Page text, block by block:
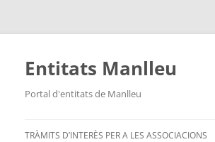
Vés
contingut
Entitats Manlleu
Portal d'entitats de Manlleu
TRÀMITS D’INTERÈS PER A LES ASSOCIACIONS